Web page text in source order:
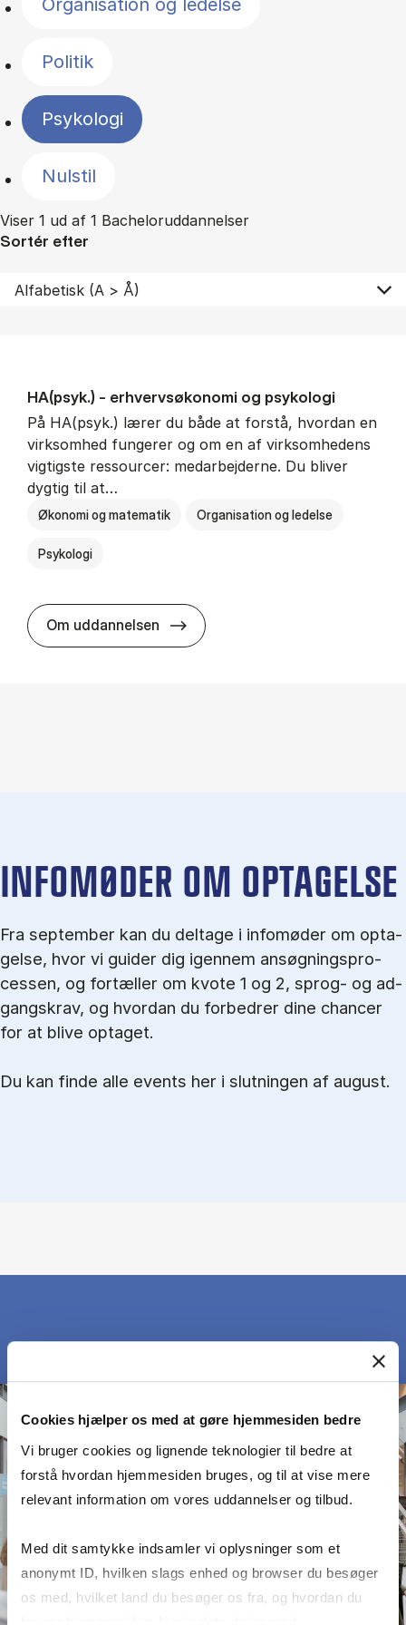
Cookies hjælper os med at gøre hjemmesiden bedre
Vi bruger cookies og lignende teknologier til bedre at
forstå hvordan hjemmesiden bruges, og til at vise mere
relevant information om vores uddannelser og tilbud.
Med dit samtykke indsamler vi oplysninger som et
anonymt ID, hvilken slags enhed og browser du besøger
os med, hvilket land du besøger os fra, og hvordan du
Organisation og ledelse
Politik
Psykologi
Nulstil
Viser 1 ud af 1 Bacheloruddannelser
Sortér efter
HA(psyk.) - erhvervs­økonomi og psy­ko­lo­gi
På HA(psyk.) lærer du både at forstå, hvordan en
virksomhed fungerer og om en af virksomhedens
vigtigste ressourcer: medarbejderne. Du bliver
dygtig til at…
Økonomi og matematik Organisation og ledelse
Psykologi
Om uddannelsen HA(psyk.) - erhvervs­økonomi og
IN­FO­MØ­DER OM OP­TA­GEL­SE
Fra september kan du del­tage i in­fo­mø­der om op­ta­
gel­se, hvor vi gu­i­der dig igen­nem an­søg­nings­pro­
ces­sen, og for­tæl­ler om kvo­te 1 og 2, sprog- og ad­
gangs­krav, og hvordan du forbedrer dine chancer
for at blive optaget.
Du kan finde alle events her i slutningen af august.